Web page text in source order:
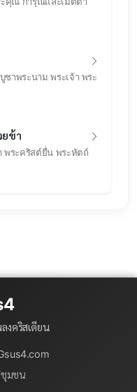
ชาพระนาม พระเจ้า พระ
ข้า
พระคริสต์ยื่น พระหัตถ์
งคริสเตียน
มชน